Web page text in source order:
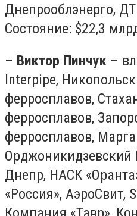
Днепрооблэнерго,
Состояние: $22,3
– Виктор Пинчук –
Interpipe,
ферросплавов,
ферросплавов,
ферросплавов,
Орджоникидзевский
Днепр, НАСК
«Россия», АэроСвит,